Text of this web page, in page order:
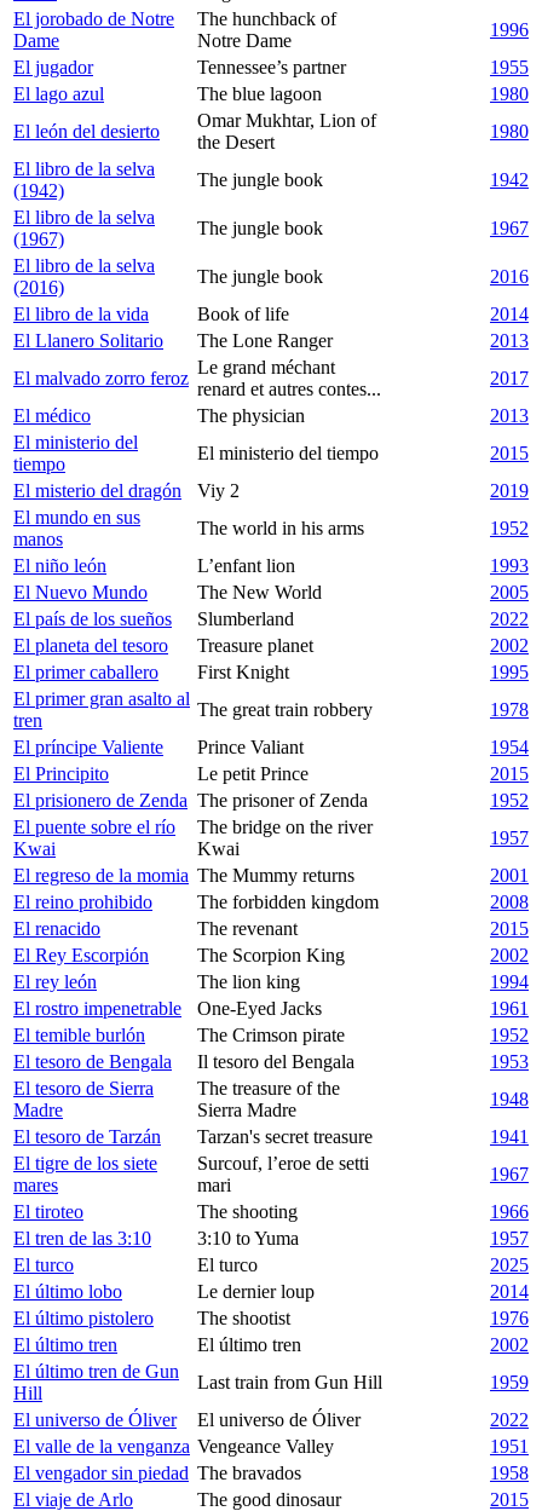
El jorobado de Notre
Dame
The hunchback of
Notre Dame
1996
El jugador
Tennessee’s partner
1955
El lago azul
The blue lagoon
1980
El león del desierto
Omar Mukhtar, Lion of
the Desert
1980
El libro de la selva
(1942)
The jungle book
1942
El libro de la selva
(1967)
The jungle book
1967
El libro de la selva
(2016)
The jungle book
2016
El libro de la vida
Book of life
2014
El Llanero Solitario
The Lone Ranger
2013
El malvado zorro feroz
Le grand méchant
renard et autres contes...
2017
El médico
The physician
2013
El ministerio del
tiempo
El ministerio del tiempo
2015
El misterio del dragón
Viy 2
2019
El mundo en sus
manos
The world in his arms
1952
El niño león
L’enfant lion
1993
El Nuevo Mundo
The New World
2005
El país de los sueños
Slumberland
2022
El planeta del tesoro
Treasure planet
2002
El primer caballero
First Knight
1995
El primer gran asalto al
tren
The great train robbery
1978
El príncipe Valiente
Prince Valiant
1954
El Principito
Le petit Prince
2015
El prisionero de Zenda The prisoner of Zenda
1952
El puente sobre el río
Kwai
The bridge on the river
Kwai
1957
El regreso de la momia The Mummy returns
2001
El reino prohibido
The forbidden kingdom
2008
El renacido
The revenant
2015
El Rey Escorpión
The Scorpion King
2002
El rey león
The lion king
1994
El rostro impenetrable
One-Eyed Jacks
1961
El temible burlón
The Crimson pirate
1952
El tesoro de Bengala
Il tesoro del Bengala
1953
El tesoro de Sierra
Madre
The treasure of the
Sierra Madre
1948
El tesoro de Tarzán
Tarzan's secret treasure
1941
El tigre de los siete
mares
Surcouf, l’eroe de setti
mari
1967
El tiroteo
The shooting
1966
El tren de las 3:10
3:10 to Yuma
1957
El turco
El turco
2025
El último lobo
Le dernier loup
2014
El último pistolero
The shootist
1976
El último tren
El último tren
2002
El último tren de Gun
Hill
Last train from Gun Hill
1959
El universo de Óliver
El universo de Óliver
2022
El valle de la venganza Vengeance Valley
1951
El vengador sin piedad The bravados
1958
El viaje de Arlo
The good dinosaur
2015